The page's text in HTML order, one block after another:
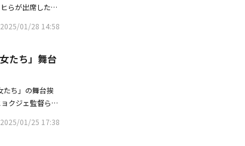
らが出席した。
描いた作品だ。
女たち」舞台挨
2025/01/28 14:58
たち」舞台
たち」の舞台挨
クジェ監督らが
々の物語を描い
2025/01/25 17:38